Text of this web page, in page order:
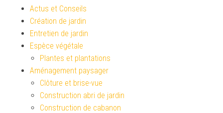
Actus et Conseils
Création de jardin
Entretien de jardin
Espèce végétale
Plantes et plantations
Aménagement paysager
Clôture et brise-vue
Construction abri de jardin
Construction de cabanon